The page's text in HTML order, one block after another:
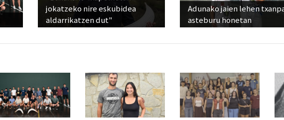
jokatzeko nire eskubidea
aldarrikatzen dut"
Adunako jaien lehen
asteburu honetan